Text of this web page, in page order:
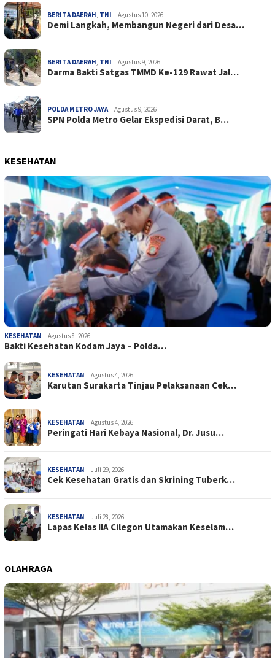
BERITA DAERAH, TNI Agustus 10, 2026
Demi Langkah, Membangun Negeri dari Desa…
BERITA DAERAH, TNI Agustus 9, 2026
Darma Bakti Satgas TMMD Ke-129 Rawat Jal…
POLDA METRO JAYA Agustus 9, 2026
SPN Polda Metro Gelar Ekspedisi Darat, B…
KESEHATAN
KESEHATAN Agustus 8, 2026
Bakti Kesehatan Kodam Jaya – Polda…
KESEHATAN Agustus 4, 2026
Karutan Surakarta Tinjau Pelaksanaan Cek…
KESEHATAN Agustus 4, 2026
Peringati Hari Kebaya Nasional, Dr. Jusu…
KESEHATAN Juli 29, 2026
Cek Kesehatan Gratis dan Skrining Tuberk…
KESEHATAN Juli 28, 2026
Lapas Kelas IIA Cilegon Utamakan Keselam…
OLAHRAGA